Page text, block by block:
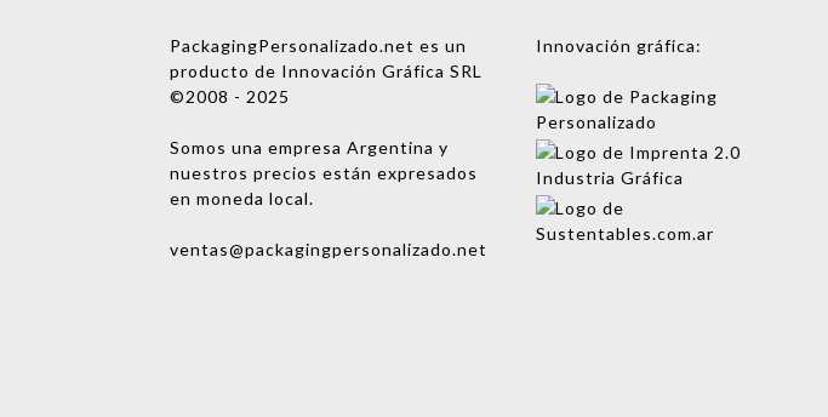
PackagingPersonalizado.net es un
producto de Innovación Gráfica SRL
©2008 - 2025
Somos una empresa Argentina y
nuestros precios están expresados
en moneda local.
ventas@packagingpersonalizado.net
Innovación gráfica:
Enviar consulta